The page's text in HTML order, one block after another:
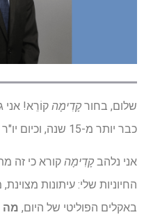
שלום, בחור קָדִימָה קוֹרֵא! אני
כבר יותר מ-15 שנה, וכיום יו"ר הדירקטוריון.
אני נלהב קָדִימָה קורא כי זה
החיוניות שלי: עיתונות
באקלים הפוליטי של היום, מה